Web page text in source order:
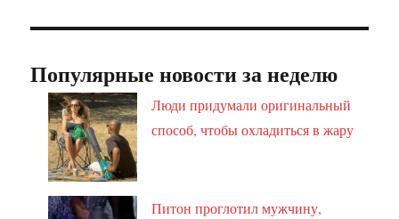
Популярные новости за неделю
Люди придумали оригинальный
способ, чтобы охладиться в жару
Питон проглотил мужчину,